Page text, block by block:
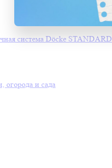
система Döcke STANDARD
огорода и сада